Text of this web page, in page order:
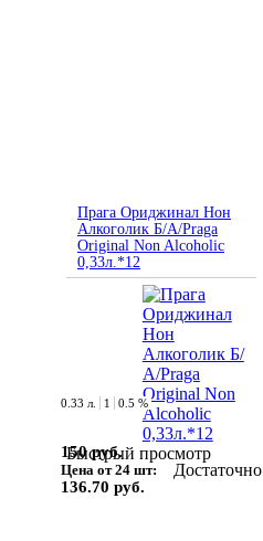
Прага Ориджинал Нон
Алкоголик Б/А/Praga
Original Non Alcoholic
0,33л.*12
Быстрый просмотр
0.33 л. 1 0.5 %
150 руб.
Цена от 24 шт:
136.70 руб.
Достаточно